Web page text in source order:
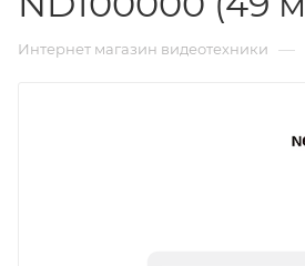
Интернет магазин видеотехники —